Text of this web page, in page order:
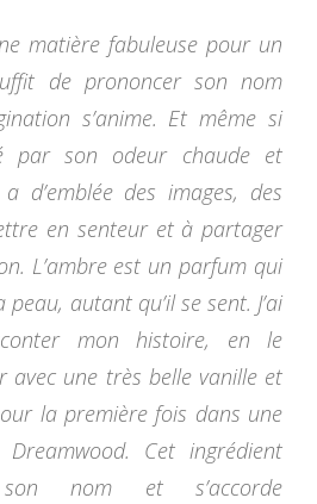
matière fabuleuse pour un
de prononcer son nom
s’anime. Et même si
par son odeur chaude et
d’emblée des images, des
en senteur et à partager
L’ambre est un parfum qui
autant qu’il se sent. J’ai
mon histoire, en le
avec une très belle vanille et
la première fois dans une
Cet ingrédient
nom et s’accorde